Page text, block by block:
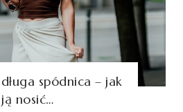
spódnica – jak
ją nosić…